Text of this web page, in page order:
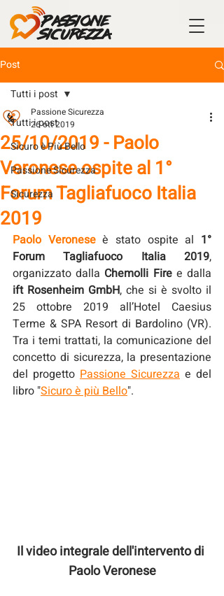
Post
Tutti i post
Sicuro è Più Bello
Passione Sicurezza
Sicurezza
Tutti i post
25/10/2019 - Paolo
Veronese ospite al 1°
Forum Tagliafuoco Italia
2019
Passione Sicurezza
26 ott 2019
Paolo Veronese è stato ospite al 1°
Forum Tagliafuoco Italia 2019,
organizzato dalla Chemolli Fire
ift Rosenheim GmbH, che si è svolto il
25 ottobre 2019 all’Hotel Caesius
Terme & SPA Resort di Bardolino (VR).
Tra i temi trattati, la comunicazione del
concetto di sicurezza, la presentazione
del progetto Passione Sicurezza e del
libro "Sicuro è più Bello".
Il video integrale dell'intervento di
Paolo Veronese